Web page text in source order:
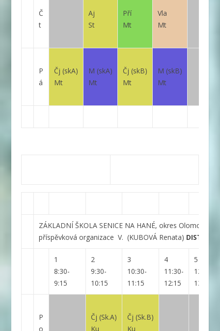
Č
t
Aj
St
Pří
Mt
Vla
Mt
P
á
Čj (skA)
Mt
M (skA)
Mt
Čj (skB)
Mt
M (skB)
Mt
ZÁKLADNÍ ŠKOLA SENICE NA HANÉ, okres Olomouc,
příspěvková organizace V. (KUBOVÁ Renata)
1
8:30-
9:15
2
9:30-
10:15
3
10:30-
11:15
4
11:30-
12:15
5
12:30-
13:15
P
o
Čj (Sk.A)
Ku
Čj (Sk.B)
Ku